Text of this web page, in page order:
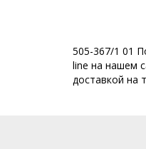
505-367/1 01
line на нашем
доставкой на